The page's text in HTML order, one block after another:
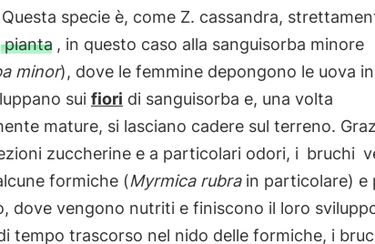
specie è, come Z. cassandra,
pianta , in questo caso alla sanguisorba minore
minor), dove le femmine depongono le uova
sui fiori di sanguisorba e, una volta
mature, si lasciano cadere sul terreno.
zuccherine e a particolari odori, i bruchi
formiche (Myrmica rubrain particolare) e
dove vengono nutriti e finiscono il loro
tempo trascorso nel nido delle formiche, i